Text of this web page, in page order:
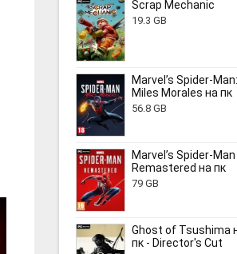
Scrap Mechanic
19.3 GB
Marvel’s Spider-Man:
Miles Morales на пк
56.8 GB
Marvel’s Spider-Man
Remastered на пк
79 GB
Ghost of Tsushima
пк - Director's Cut